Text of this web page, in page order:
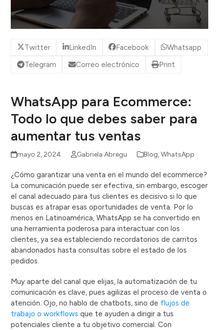
Twitter LinkedIn Facebook
Whatsapp
Telegram
Correo electrónico Print
WhatsApp para Ecommerce:
Todo lo que debes saber para
aumentar tus ventas
mayo 2, 2024 Gabriela Abregu Blog,WhatsApp
¿Cómo garantizar una venta en el mundo del ecommerce?
La comunicación puede ser efectiva, sin embargo, escoger
el canal adecuado para tus clientes es decisivo si lo que
buscas es atrapar esas oportunidades de venta. Por lo
menos en Latinoamérica, WhatsApp se ha convertido en
una herramienta poderosa para interactuar con los
clientes, ya sea estableciendo recordatorios de carritos
abandonados hasta consultas sobre el estado de los
pedidos.
Muy aparte del canal que elijas, la automatización de tu
comunicación es clave, pues agilizas el proceso de venta o
atención. Ojo, no hablo de chatbots, sino de flujos de
trabajo o workflows que te ayuden a dirigir a tus
potenciales cliente a tu objetivo comercial. Con